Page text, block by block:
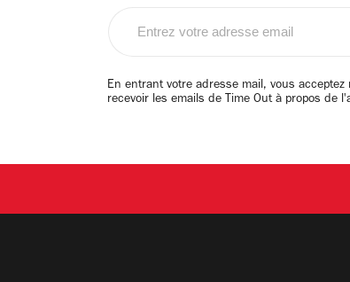
email
En entrant votre adresse mail, vous acceptez
recevoir les emails de Time Out à propos de